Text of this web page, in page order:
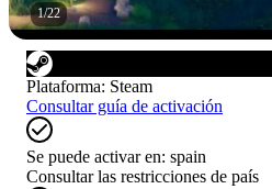
1/22
Plataforma: Steam
Consultar guía de activación
Se puede activar en: spain
Consultar las restricciones de país